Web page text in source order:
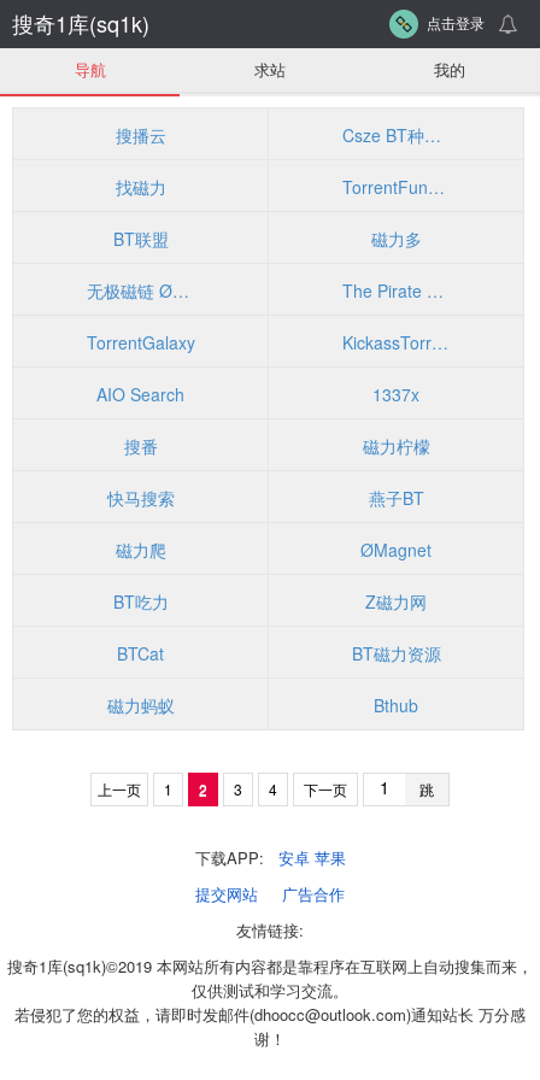
搜奇1库(sq1k) 点击登录
导航 求站 我的
搜播云 Csze BT种子发布共享系统
找磁力 TorrentFunk - Discover Your Funk
BT联盟 磁力多
无极磁链 ØMagnet The Pirate Bay
TorrentGalaxy KickassTorrents
AIO Search 1337x
搜番 磁力柠檬
快马搜索 燕子BT
磁力爬 ØMagnet
BT吃力 Z磁力网
BTCat BT磁力资源
磁力蚂蚁 Bthub
上一页 1 2 3 4 下一页 跳
下载APP: 安卓 苹果
提交网站
广告合作
友情链接:
搜奇1库(sq1k)©2019 本网站所有内容都是靠程序在互联网上自动搜集而来，
仅供测试和学习交流。
若侵犯了您的权益，请即时发邮件(dhoocc@outlook.com)通知站长 万分感
谢！